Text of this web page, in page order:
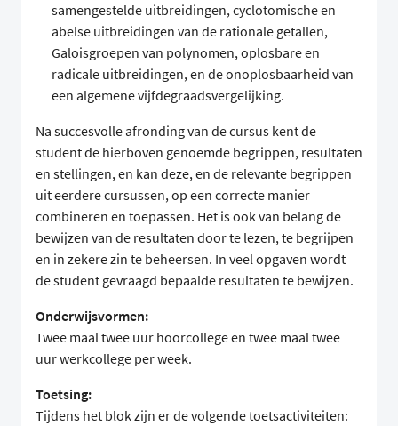
samengestelde uitbreidingen, cyclotomische en
abelse uitbreidingen van de rationale getallen,
Galoisgroepen van polynomen, oplosbare en
radicale uitbreidingen, en de onoplosbaarheid van
een algemene vijfdegraadsvergelijking.
Na succesvolle afronding van de cursus kent de
student de hierboven genoemde begrippen, resultaten
en stellingen, en kan deze, en de relevante begrippen
uit eerdere cursussen, op een correcte manier
combineren en toepassen. Het is ook van belang de
bewijzen van de resultaten door te lezen, te begrijpen
en in zekere zin te beheersen. In veel opgaven wordt
de student gevraagd bepaalde resultaten te bewijzen.
Onderwijsvormen:
Twee maal twee uur hoorcollege en twee maal twee
uur werkcollege per week.
Toetsing:
Tijdens het blok zijn er de volgende toetsactiviteiten: